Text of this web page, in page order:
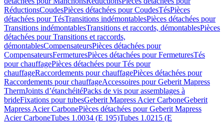
RéductionsCoudesPièces détachées pour CoudesTésPièces
détachées pour TésTransitions indémontablesPièces détachées pour
Transitions indémontablesTransitions et raccords, démontablesPièces
détachées pour Transitions et raccords,
démontablesCompensateursPièces détachées pour
CompensateursFermeturesPièces détachées pour FermeturesTés
pour chauffagePièces détachées pour Tés pour
chauffageRaccordements pour chauffagePièces détachées pour
Raccordements pour chauffageAccessoires pour Geberit Mapress
ThermJoints d’étanchéitéPacks de vis pour assemblages à
brideFixations pour tubesGeberit Mapress Acier CarboneGeberit
Mapress Acier CarbonePièces détachées pour Geberit Mapress
Acier CarboneTubes 1.0034 (E 195)Tubes 1.0215 (E